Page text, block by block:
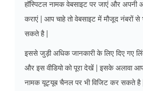
हॉस्पिटल नामक वेबसाइट पर जाएं और अपनी
कराएं | आप चाहे तो वेबसाइट में मौजूद नंबरों से
सकते है |
इससे जुड़ी अधिक जानकारी के लिए दिए गए
और इस वीडियो को पूरा देखें | इसके अलावा
नामक यूट्यूब चैनल पर भी विजिट कर सकते